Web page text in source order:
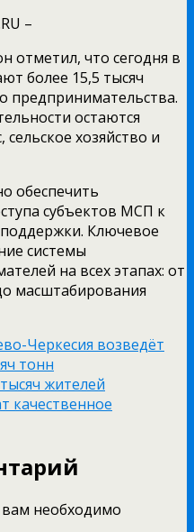
–
отметил, что сегодня в
более 15,5 тысяч
предпринимательства.
остаются
хозяйство и
обеспечить
субъектов МСП к
Ключевое
системы
на всех этапах: от
масштабирования
Черкесия возведёт
тонн
жителей
качественное
необходимо